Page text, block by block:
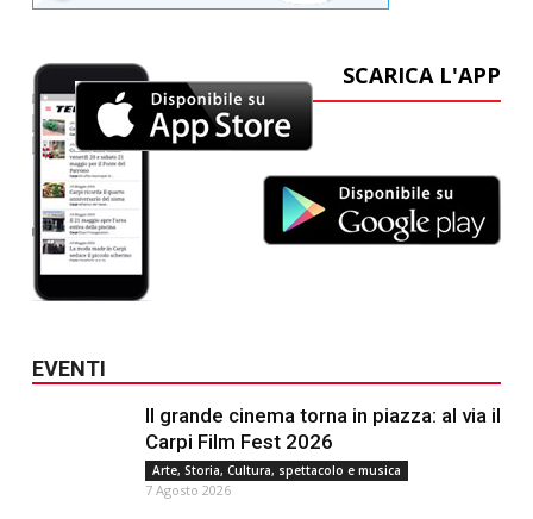
SCARICA L'APP
EVENTI
Il grande cinema torna in piazza: al via il
Carpi Film Fest 2026
Arte, Storia, Cultura, spettacolo e musica
7 Agosto 2026